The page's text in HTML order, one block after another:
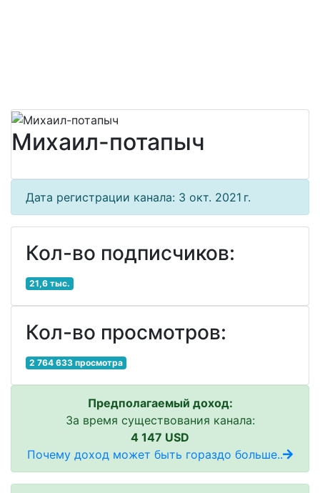
Михаил-потапыч
Дата регистрации канала: 3 окт. 2021 г.
Кол-во подписчиков:
21,6 тыс.
Кол-во просмотров:
2 764 633 просмотра
Предполагаемый доход:
За время существования канала:
4 147 USD
Почему доход может быть гораздо больше..